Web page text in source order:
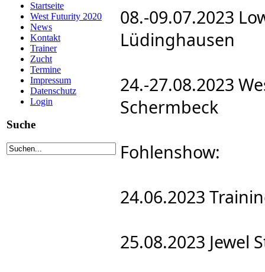
Startseite
West Futurity 2020
News
Kontakt
Trainer
Zucht
Termine
Impressum
Datenschutz
Login
Suche
08.-09.07.2023
Lüdinghausen
24.-27.08.2023
Schermbeck
Fohlenshow:
24.06.2023
25.08.2023 Jewel